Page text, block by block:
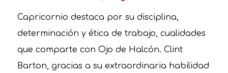
Capricornio destaca por su disciplina,
determinación y ética de trabajo, cualidades
que comparte con Ojo de Halcón. Clint
Barton, gracias a su extraordinaria habilidad